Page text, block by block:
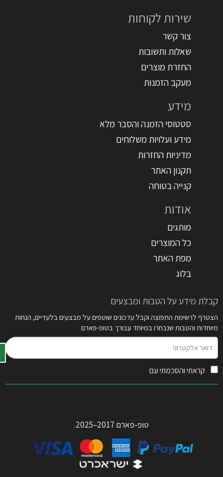
שירות לקוחות
צור קשר
שאלות ותשובות
החזרת מוצרים
מעקב הזמנות
מידע
סטטוסי הזמנה והסבר מלא
מידע ועלויות משלוחים
מדיניות החזרות
תקנון האתר
קנייה בטוחה
אודות
מותגים
כל המוצרים
מפת האתר
בלוג
קבלת מידע על הטבות ומבצעים
הצטרף לרשימת התפוצה וקבל עדכונים שוטפים על מבצעים בלעדיים, הנחות
מיוחדות והטבות שנבחרו במיוחד עבורך בטופ-פארם
אלקטרוני
קראתי והסכמתי עם
טופ-פארם 2017–2025.